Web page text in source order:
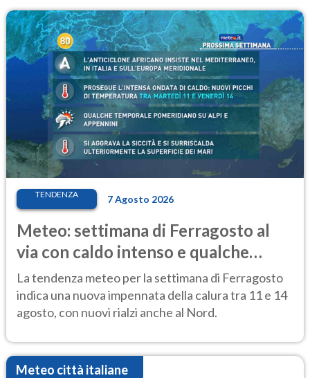
TENDENZA 7 Agosto 2026
Meteo: settimana di Ferragosto al
via con caldo intenso e qualche
temporale
La tendenza meteo per la settimana di Ferragosto
indica una nuova impennata della calura tra 11 e 14
agosto, con nuovi rialzi anche al Nord.
Meteo città italiane